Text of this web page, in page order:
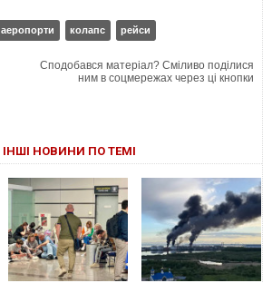
аеропорти колапс рейси
Сподобався матеріал? Сміливо поділися
ним в соцмережах через ці кнопки
ІНШІ НОВИНИ ПО ТЕМІ